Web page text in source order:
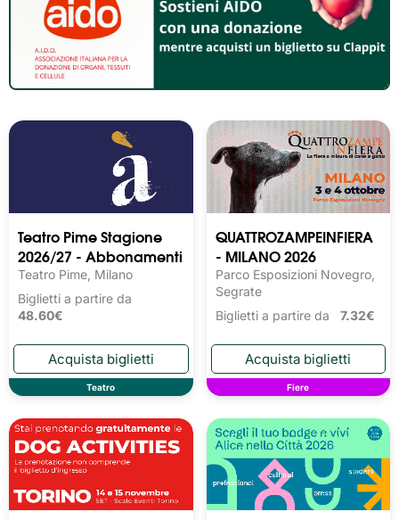
Teatro Pime Stagione
2026/27 - Abbonamenti
Teatro Pime, Milano
Biglietti a partire da
48.60€
Teatro
QUATTROZAMPEINFIERA
- MILANO 2026
Parco Esposizioni Novegro,
Segrate
Biglietti a partire da 7.32€
Fiere